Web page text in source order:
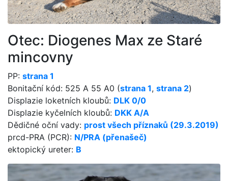
Otec: Diogenes Max ze Staré
mincovny
PP: strana 1
Bonitační kód: 525 A 55 A0 (strana 1, strana 2)
Displazie loketních kloubů: DLK 0/0
Displazie kyčelních kloubů: DKK A/A
Dědičné oční vady: prost všech příznaků (29.3.2019)
prcd-PRA (PCR): N/PRA (přenašeč)
ektopický ureter: B